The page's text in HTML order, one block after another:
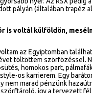
pályán (általában trapéz
is voltál külföldön,
az Egyiptomban
töltöttem szörfözéssel.
homokos part,
os karrierem. Egy
nem marad pénzünk
így a tervezett